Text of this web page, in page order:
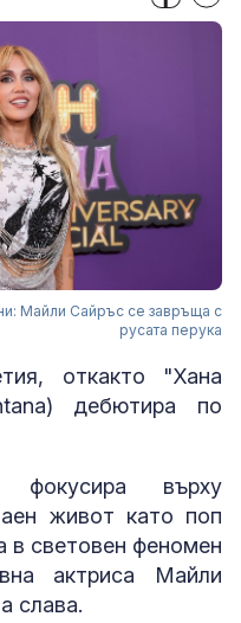
Майли Сайръс се завръща с
русата перука
откакто "Хана
дебютира по
върху
живот като поп
в световен феномен
актриса Майли
слава.